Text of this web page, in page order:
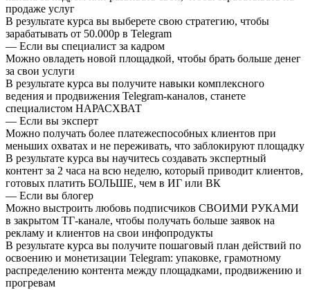
продаже услуг
В результате курса вы выберете свою стратегию, чтобы
зарабатывать от 50.000р в Telegram
— Если вы специалист за кадром
Можно овладеть новой площадкой, чтобы брать больше денег
за свои услуги
В результате курса вы получите навыки комплексного
ведения и продвижения Telegram-каналов, станете
специалистом НАРАСХВАТ
— Если вы эксперт
Можно получать более платежеспособных клиентов при
меньших охватах и не переживать, что заблокируют площадку
В результате курса вы научитесь создавать экспертный
контент за 2 часа на всю неделю, который приводит клиентов,
готовых платить БОЛЬШЕ, чем в ИГ или ВК
— Если вы блогер
Можно выстроить любовь подписчиков СВОИМИ РУКАМИ
в закрытом ТГ-канале, чтобы получать больше заявок на
рекламу и клиентов на свои инфопродукты
В результате курса вы получите пошаговый план действий по
освоению и монетизации Telegram: упаковке, грамотному
распределению контента между площадками, продвижению и
прогревам